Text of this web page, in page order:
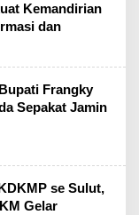
Kemandirian
dan
Frangky
Sepakat Jamin
se Sulut,
Gelar